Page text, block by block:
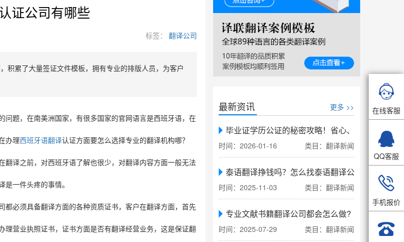
证公司有哪些
标签： 翻译公司
积累了大量签证文件模板，拥有专业的排版人员，为客户
题，在南美洲国家，有很多国家的官网语言是西班牙语，在
办理西班牙语翻译认证方面要怎么选择专业的翻译机构哪？
翻译之前，对西班牙语了解也很少，对翻译内容方面一般无法
是一件头疼的事情。
都必须具备翻译方面的各种资质证书，客户在翻译方面，首先
营业执照证书，证书方面是否有翻译经营业务，这是保证翻
最新资讯 更多 >>
毕业证学历公证的秘密攻略！省心、省力、省时
时间：2026-01-16 类目：翻译新闻
泰语翻译挣钱吗？怎么找泰语翻译公司翻译
时间：2025-11-03 类目：翻译新闻
专业文献书籍翻译公司都会怎么做?
时间：2025-07-29 类目：翻译新闻

在线客服

QQ客服

手机报价
